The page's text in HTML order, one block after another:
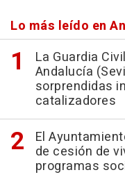
Lo más leído en
La Guardia
Andalucía
sorprendidas
catalizadores
El
de cesión de
programas